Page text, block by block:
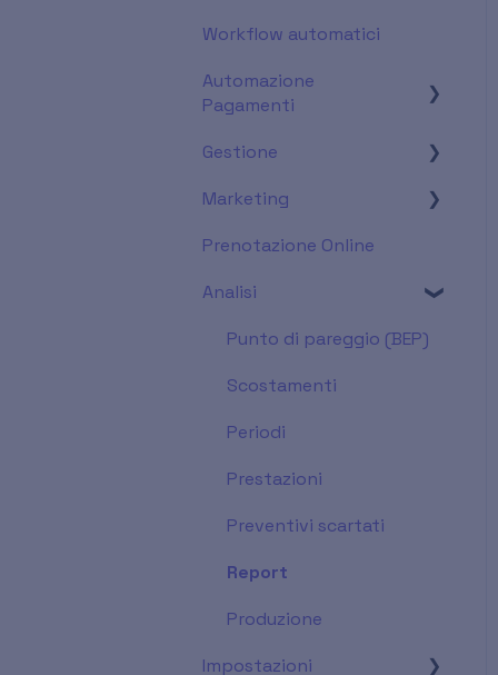
Fatture per pazienti
Fatture per pazienti -
Firma paziente
Firma operatore
Workflow automatici
Automazione
Pagamenti
Impostazioni di base
Pagamenti da fattura
cura (pre-fattura)
Gestione
Appuntamenti
Pazienti
Piani
Operatori
Imprese / Fornitori
Attività
Magazzino
Prescrizioni
Marketing
Comunicazione
Campagne
Soddisfazione pazienti
Prenotazione Online
Analisi
Punto di pareggio (BEP)
Scostamenti
Periodi
Prestazioni
Preventivi scartati
Report
Produzione
Impostazioni